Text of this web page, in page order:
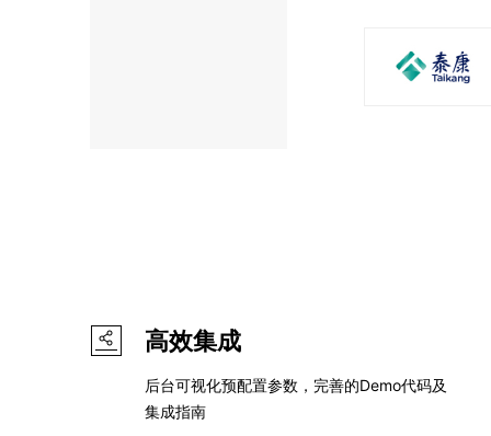
高效集成
后台可视化预配置参数，完善的Demo代码及
集成指南